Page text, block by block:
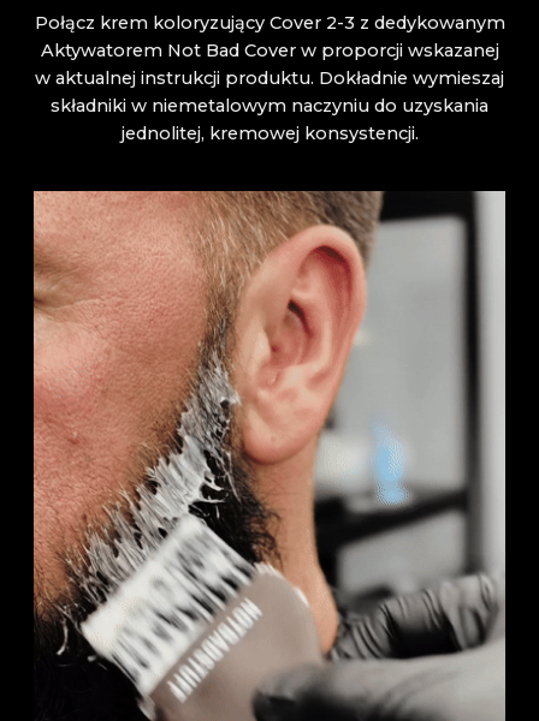
Połącz krem koloryzujący Cover 2-3 z dedykowanym
Aktywatorem Not Bad Cover w proporcji wskazanej
w aktualnej instrukcji produktu. Dokładnie wymieszaj
składniki w niemetalowym naczyniu do uzyskania
jednolitej, kremowej konsystencji.